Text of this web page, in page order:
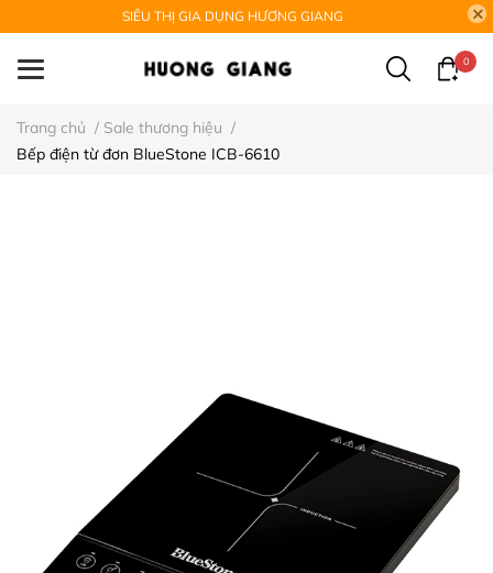
SIÊU THỊ GIA DỤNG HƯƠNG GIANG
0
Trang chủ / Sale thương hiệu /
Bếp điện từ đơn BlueStone ICB-6610